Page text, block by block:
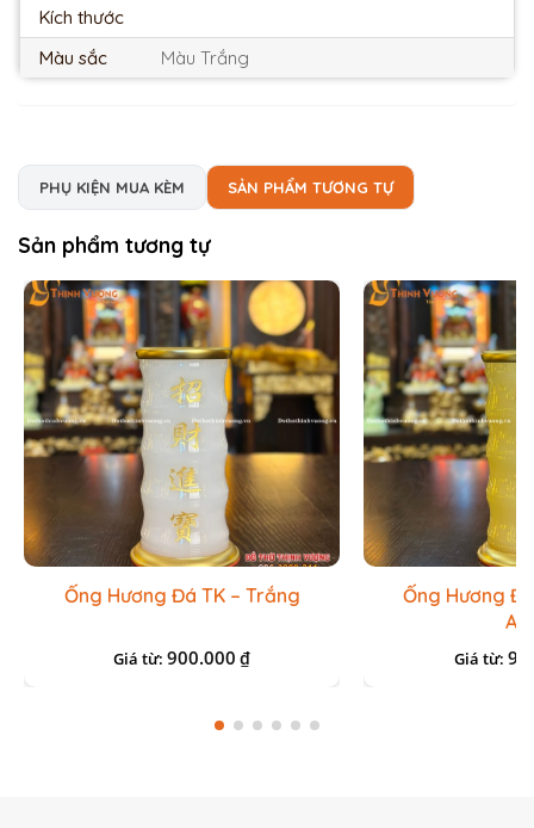
Kích thước
Màu sắc
Màu Trắng
PHỤ KIỆN MUA KÈM SẢN PHẨM TƯƠNG TỰ
Sản phẩm tương tự
Ống Hương Đá TK – Trắng
Giá từ:900.000 ₫
Ống Hương
Giá từ: